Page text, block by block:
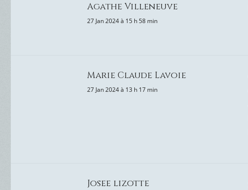
Agathe Villeneuve
27 Jan 2024 à 15 h 58 min
Marie Claude Lavoie
27 Jan 2024 à 13 h 17 min
Josee lizotte